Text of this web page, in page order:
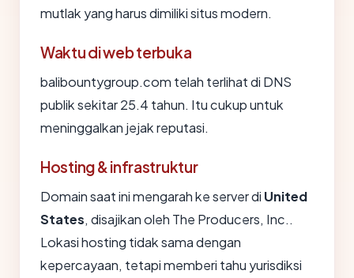
mutlak yang harus dimiliki situs modern.
Waktu di web terbuka
balibountygroup.com telah terlihat di DNS
publik sekitar 25.4 tahun. Itu cukup untuk
meninggalkan jejak reputasi.
Hosting & infrastruktur
Domain saat ini mengarah ke server di United
States, disajikan oleh The Producers, Inc..
Lokasi hosting tidak sama dengan
kepercayaan, tetapi memberi tahu yurisdiksi